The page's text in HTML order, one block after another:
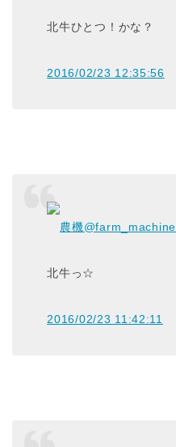
北牛ひとつ！かな？
2016/02/23 12:35:56
農機@farm_machine
北牛っ☆
2016/02/23 11:42:11